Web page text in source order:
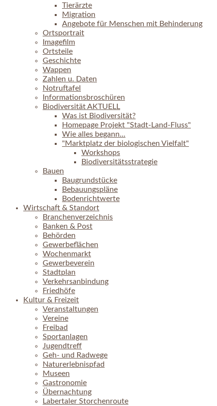
Tierärzte
Migration
Angebote für Menschen mit Behinderung
Ortsportrait
Imagefilm
Ortsteile
Geschichte
Wappen
Zahlen u. Daten
Notruftafel
Informationsbroschüren
Biodiversität AKTUELL
Was ist Biodiversität?
Homepage Projekt "Stadt-Land-Fluss"
Wie alles begann...
"Marktplatz der biologischen Vielfalt"
Workshops
Biodiversitätsstrategie
Bauen
Baugrundstücke
Bebauungspläne
Bodenrichtwerte
Wirtschaft & Standort
Branchenverzeichnis
Banken & Post
Behörden
Gewerbeflächen
Wochenmarkt
Gewerbeverein
Stadtplan
Verkehrsanbindung
Friedhöfe
Kultur & Freizeit
Veranstaltungen
Vereine
Freibad
Sportanlagen
Jugendtreff
Geh- und Radwege
Naturerlebnispfad
Museen
Gastronomie
Übernachtung
Labertaler Storchenroute